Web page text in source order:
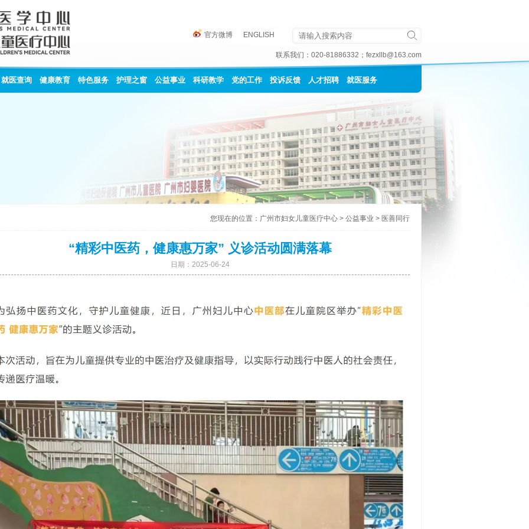
官方微博 ENGLISH
联系我们： 020-81886332 ； fezxllb@163.com
就医查询 健康教育 特色服务 护理之窗 公益事业 科研教学 党的工作 投诉反馈 人才招聘 就医服务
您现在的位置： 广州市妇女儿童医疗中心 > 公益事业 > 医善同行
“精彩中医药，健康惠万家” 义诊活动圆满落幕
日期： 2025-06-24